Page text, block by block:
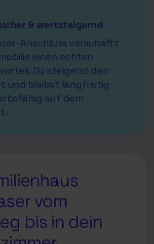
& wertsteigernd
Anschluss verschafft
einen echten
Du steigerst den
und bleibst langfristig
auf dem
vom
bis in dein